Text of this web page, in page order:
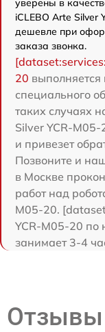
уверены в
iCLEBO Arte Silver
дешевле при
заказа звонка.
20 выполняется
специального
таких случаях
Silver YCR-M05-
и привезет
Позвоните и
в Москве
работ над
M05-20.
YCR-M05-20 по
занимает 3-4
Отзывы